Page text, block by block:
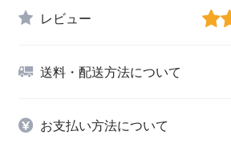
レビュー
送料・配送方法について
お支払い方法について